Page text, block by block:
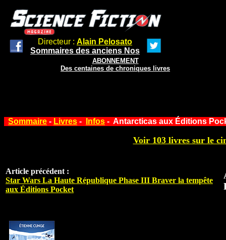
Directeur : Alain Pelosato
Sommaires des anciens Nos
ABONNEMENT
Des centaines de chroniques livres
Sommaire - Livres - Infos - Antarcticas aux Éditions
Voir 103 livres sur le
Article précédent :
Star Wars La Haute République Phase III Braver la tempête
aux Éditions Pocket